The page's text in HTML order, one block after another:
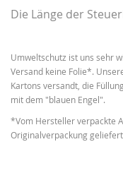
Die Länge der
Umweltschutz ist uns sehr
Versand keine Folie*.
Kartons versandt, die
mit dem "blauen Engel".
*Vom Hersteller verpackte
Originalverpackung